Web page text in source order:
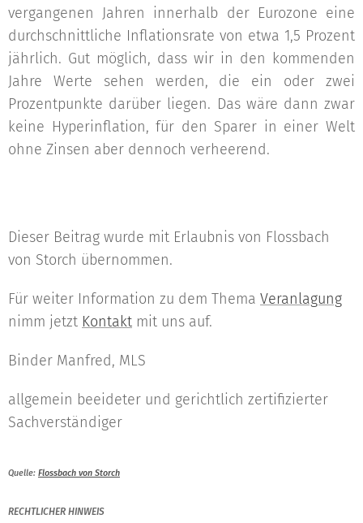
vergangenen Jahren innerhalb der Eurozone eine
durchschnittliche Inflationsrate von etwa 1,5 Prozent
jährlich. Gut möglich, dass wir in den kommenden
Jahre Werte sehen werden, die ein oder zwei
Prozentpunkte darüber liegen. Das wäre dann zwar
keine Hyperinflation, für den Sparer in einer Welt
ohne Zinsen aber dennoch verheerend.
Dieser Beitrag wurde mit Erlaubnis von Flossbach
von Storch übernommen.
Für weiter Information zu dem Thema Veranlagung
nimm jetzt Kontakt mit uns auf.
Binder Manfred, MLS
allgemein beeideter und gerichtlich zertifizierter
Sachverständiger
Quelle: Flossbach von Storch
RECHTLICHER HINWEIS